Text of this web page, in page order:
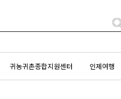
귀농귀촌종합지원센터 인제여행